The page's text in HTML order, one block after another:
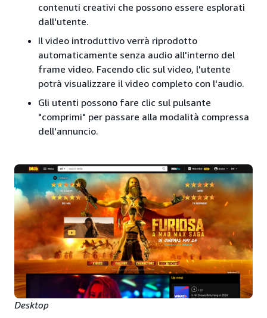
contenuti creativi che possono essere esplorati
dall'utente.
Il video introduttivo verrà riprodotto
automaticamente senza audio all'interno del
frame video. Facendo clic sul video, l'utente
potrà visualizzare il video completo con l'audio.
Gli utenti possono fare clic sul pulsante
"comprimi" per passare alla modalità compressa
dell'annuncio.
Desktop